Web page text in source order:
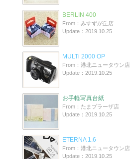
BERLIN 400
From：みすずが丘店
Update：2019.10.25
MULTi 2000 OP
From：港北ニュータウン店
Update：2019.10.25
お手軽写真台紙
From：たまプラーザ店
Update：2019.10.25
ETERNA 1.6
From：港北ニュータウン店
Update：2019.10.25